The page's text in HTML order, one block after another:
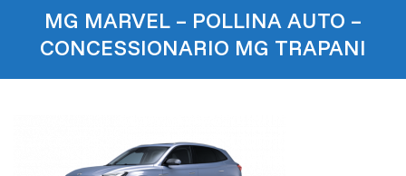
MG MARVEL – POLLINA AUTO –
CONCESSIONARIO MG TRAPANI